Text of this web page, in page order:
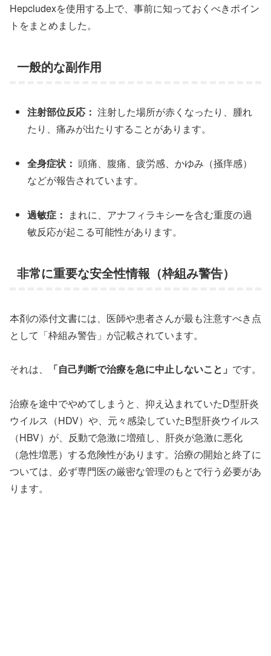
Hepcludexを使用する上で、事前に知っておくべきポイン
トをまとめました。
一般的な副作用
注射部位反応： 注射した場所が赤くなったり、腫れ
たり、痛みが出たりすることがあります。
全身症状： 頭痛、腹痛、疲労感、かゆみ（掻痒感）
などが報告されています。
過敏症： まれに、アナフィラキシーを含む重度の過
敏反応が起こる可能性があります。
非常に重要な安全性情報（枠組み警告）
本剤の添付文書には、医師や患者さんが最も注意すべき点
として「枠組み警告」が記載されています。
それは、 「自己判断で治療を急に中止しないこと」 です。
治療を途中でやめてしまうと、抑え込まれていたD型肝炎
ウイルス（HDV）や、元々感染していたB型肝炎ウイルス
（HBV）が、反動で急激に増殖し、肝炎が急激に悪化
（急性増悪）する危険性があります。治療の開始と終了に
ついては、必ず専門医の厳密な管理のもとで行う必要があ
ります。